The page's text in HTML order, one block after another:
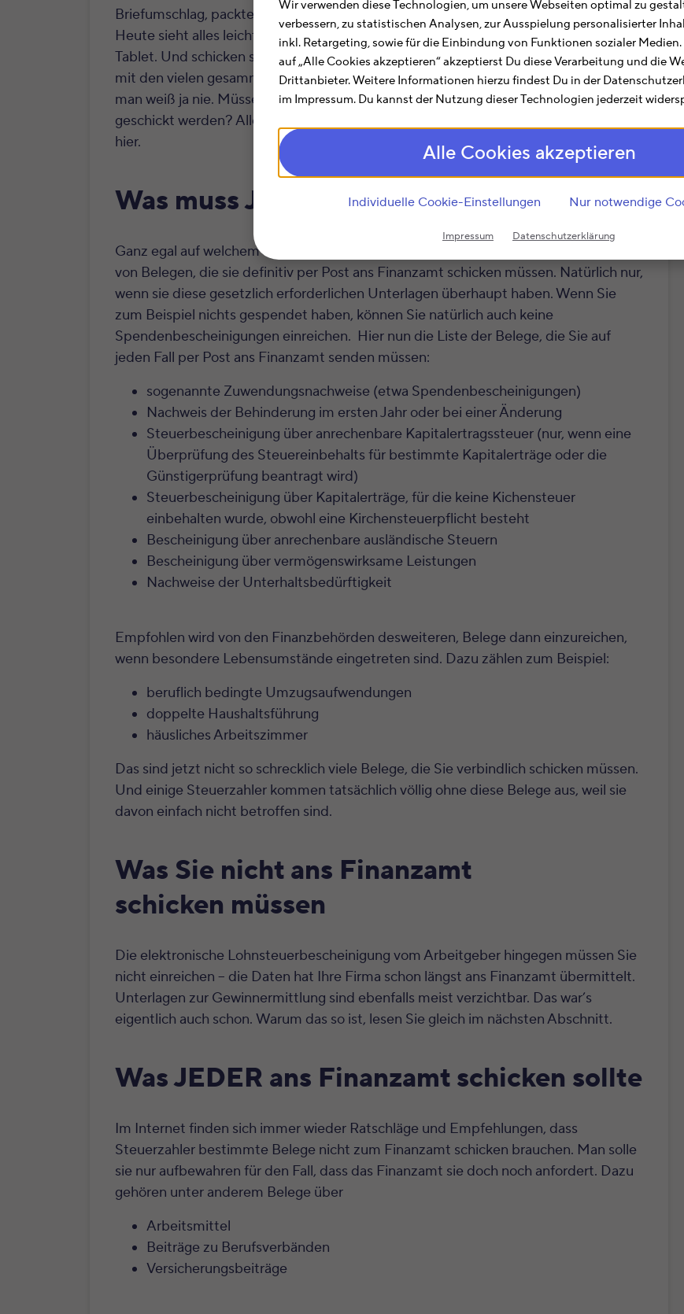
Wir verwenden diese Technologien, um unsere Webseiten optimal zu
verbessern, zu statistischen Analysen, zur Ausspielung personalisierter
inkl. Retargeting, sowie für die Einbindung von Funktionen sozialer
auf „Alle Cookies akzeptieren“ akzeptierst Du diese Verarbeitung und die
Drittanbieter. Weitere Informationen hierzu findest Du in der
im Impressum. Du kannst der Nutzung dieser Technologien jederzeit
Alle Cookies akzeptieren
Individuelle Cookie-Einstellungen Nur notwendige
Impressum Datenschutzerklärung
Briefumschlag, packte sicherheitshalber alle Belege mit rein – und ab die Post.
Heute sieht alles leichter aus. Viele machen die Steuererklärung am Computer oder
Tablet. Und schicken sie dann einfach übers Internet ans Finanzamt. Doch was ist
mit den vielen gesammelten Belegen (aus Papier)? Klar, die muss man aufheben,
man weiß ja nie. Müssen diese Unterlagen aber trotzdem auch noch ans Finanzamt
geschickt werden? Alle? Oder nur bestimmte? Die Antworten gibt es wie gewohnt
hier.
Was muss JEDER ans Finanzamt schicken
Ganz egal auf welchem Weg Sie Ihre Steuererklärung verschicken, es gibt eine Reihe
von Belegen, die sie definitiv per Post ans Finanzamt schicken müssen. Natürlich nur,
wenn sie diese gesetzlich erforderlichen Unterlagen überhaupt haben. Wenn Sie
zum Beispiel nichts gespendet haben, können Sie natürlich auch keine
Spendenbescheinigungen einreichen. Hier nun die Liste der Belege, die Sie auf
jeden Fall per Post ans Finanzamt senden müssen:
sogenannte Zuwendungsnachweise (etwa Spendenbescheinigungen)
Nachweis der Behinderung im ersten Jahr oder bei einer Änderung
Steuerbescheinigung über anrechenbare Kapitalertragssteuer (nur, wenn eine
Überprüfung des Steuereinbehalts für bestimmte Kapitalerträge oder die
Günstigerprüfung beantragt wird)
Steuerbescheinigung über Kapitalerträge, für die keine Kichensteuer
einbehalten wurde, obwohl eine Kirchensteuerpflicht besteht
Bescheinigung über anrechenbare ausländische Steuern
Bescheinigung über vermögenswirksame Leistungen
Nachweise der Unterhaltsbedürftigkeit
Empfohlen wird von den Finanzbehörden desweiteren, Belege dann einzureichen,
wenn besondere Lebensumstände eingetreten sind. Dazu zählen zum Beispiel:
beruflich bedingte Umzugsaufwendungen
doppelte Haushaltsführung
häusliches Arbeitszimmer
Das sind jetzt nicht so schrecklich viele Belege, die Sie verbindlich schicken müssen.
Und einige Steuerzahler kommen tatsächlich völlig ohne diese Belege aus, weil sie
davon einfach nicht betroffen sind.
Was Sie nicht ans Finanzamt
schicken müssen
Die elektronische Lohnsteuerbescheinigung vom Arbeitgeber hingegen müssen Sie
nicht einreichen – die Daten hat Ihre Firma schon längst ans Finanzamt übermittelt.
Unterlagen zur Gewinnermittlung sind ebenfalls meist verzichtbar. Das war’s
eigentlich auch schon. Warum das so ist, lesen Sie gleich im nächsten Abschnitt.
Was JEDER ans Finanzamt schicken sollte
Im Internet finden sich immer wieder Ratschläge und Empfehlungen, dass
Steuerzahler bestimmte Belege nicht zum Finanzamt schicken brauchen. Man solle
sie nur aufbewahren für den Fall, dass das Finanzamt sie doch noch anfordert. Dazu
gehören unter anderem Belege über
Arbeitsmittel
Beiträge zu Berufsverbänden
Versicherungsbeiträge